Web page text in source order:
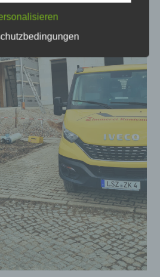
die Einschränkung, das
die Vernichtung.
der Verarbeitung
der Verarbeitung ist die
Daten mit dem Ziel,
Verarbeitung einzuschränken.
Art der automatisierten
Daten, die
dass diese
Daten verwendet
persönliche Aspekte,
natürliche Person
insbesondere, um
Arbeitsleistung,
Lage, Gesundheit,
Interessen,
Verhalten, Aufenthaltsort
dieser natürlichen Person